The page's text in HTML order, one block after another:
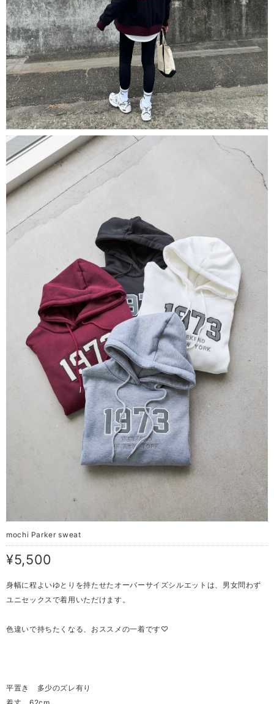
mochi Parker sweat
¥5,500
身幅に程よいゆとりを持たせたオーバーサイズシルエットは、男女問わず
ユニセックスで着用いただけます。
色違いで持ちたくなる、おススメの一着です♡
平置き 多少のズレ有り